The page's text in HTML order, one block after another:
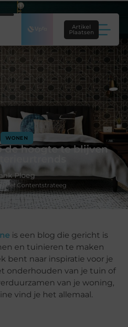
Artikel
Plaatsen
WONEN
de hoogte te blijven
Ploeg
Contentstrateeg
is een blog die gericht is
en tuinieren te maken
bent naar inspiratie voor je
onderhouden van je tuin of
van je woning,
vind je het allemaal.